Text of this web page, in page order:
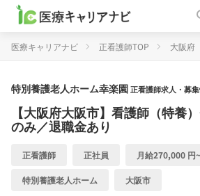
医療キャリアナビ 正看護師TOP 大阪府
特別養護老人ホーム幸楽園正看護師求人・募
【大阪府大阪市】看護師（特養
のみ／退職金あり
正看護師 正社員 月給270,000 円
特別養護老人ホーム 大阪市